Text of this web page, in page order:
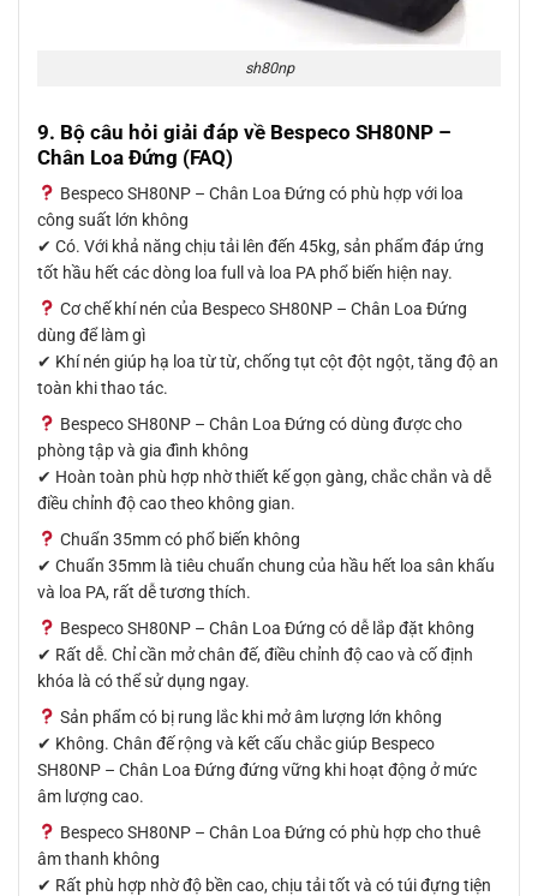
sh80np
9. Bộ câu hỏi giải đáp về Bespeco SH80NP –
Chân Loa Đứng (FAQ)
Bespeco SH80NP – Chân Loa Đứng có phù hợp với loa
công suất lớn không
✔ Có. Với khả năng chịu tải lên đến 45kg, sản phẩm đáp ứng
tốt hầu hết các dòng loa full và loa PA phổ biến hiện nay.
Cơ chế khí nén của Bespeco SH80NP – Chân Loa Đứng
dùng để làm gì
✔ Khí nén giúp hạ loa từ từ, chống tụt cột đột ngột, tăng độ an
toàn khi thao tác.
Bespeco SH80NP – Chân Loa Đứng có dùng được cho
phòng tập và gia đình không
✔ Hoàn toàn phù hợp nhờ thiết kế gọn gàng, chắc chắn và dễ
điều chỉnh độ cao theo không gian.
Chuẩn 35mm có phổ biến không
✔ Chuẩn 35mm là tiêu chuẩn chung của hầu hết loa sân khấu
và loa PA, rất dễ tương thích.
Bespeco SH80NP – Chân Loa Đứng có dễ lắp đặt không
✔ Rất dễ. Chỉ cần mở chân đế, điều chỉnh độ cao và cố định
khóa là có thể sử dụng ngay.
Sản phẩm có bị rung lắc khi mở âm lượng lớn không
✔ Không. Chân đế rộng và kết cấu chắc giúp Bespeco
SH80NP – Chân Loa Đứng đứng vững khi hoạt động ở mức
âm lượng cao.
Bespeco SH80NP – Chân Loa Đứng có phù hợp cho thuê
âm thanh không
✔ Rất phù hợp nhờ độ bền cao, chịu tải tốt và có túi đựng tiện